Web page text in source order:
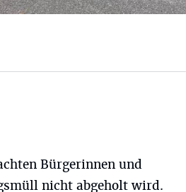
Bürgerinnen und
nicht abgeholt wird.